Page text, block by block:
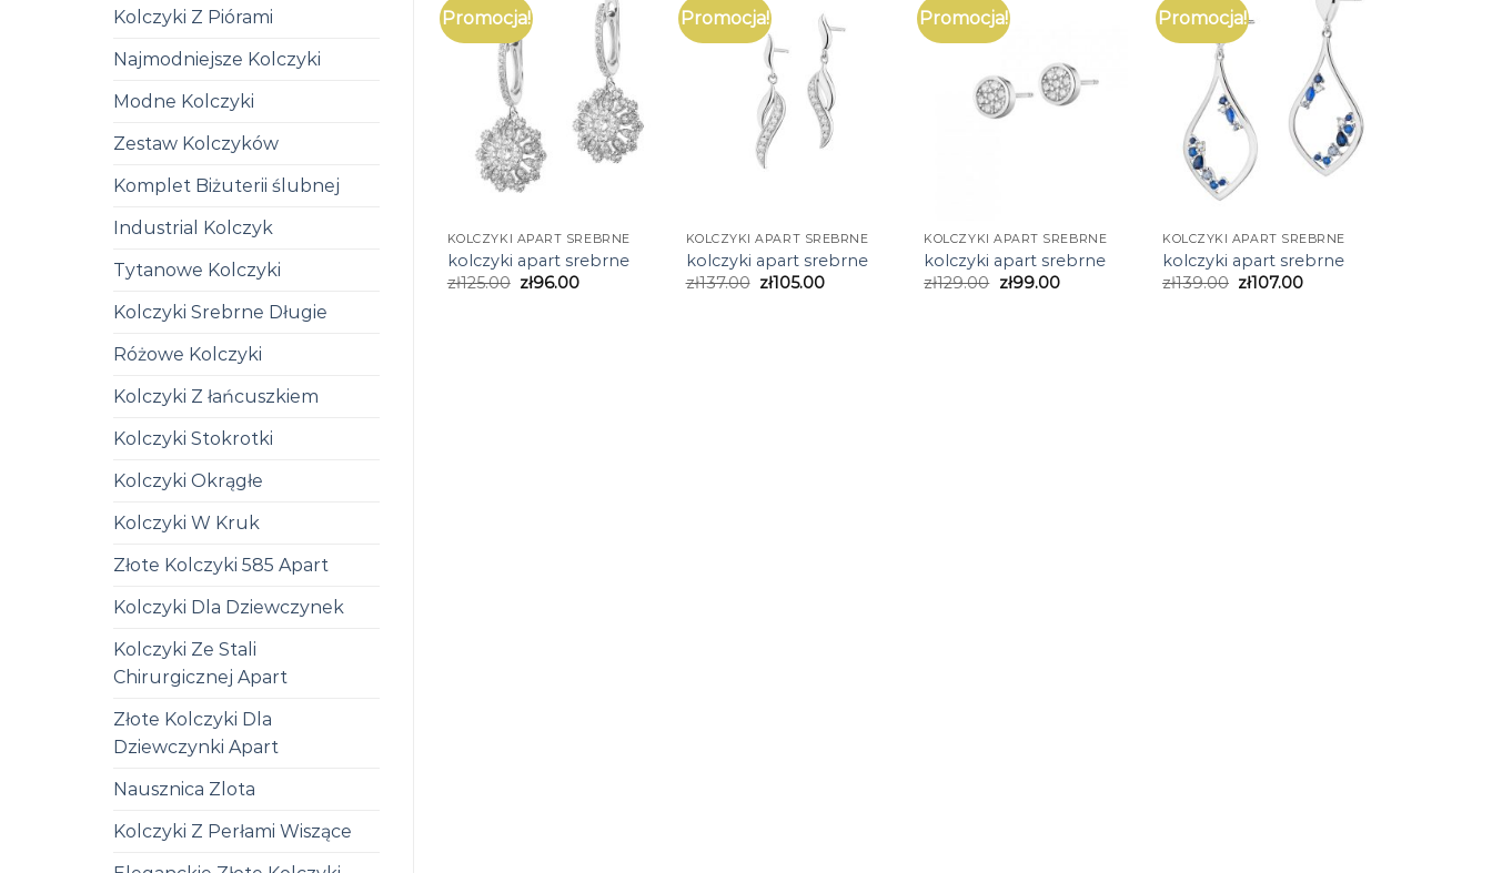
Kolczyki Z Piórami
Najmodniejsze Kolczyki
Modne Kolczyki
Zestaw Kolczyków
Komplet Biżuterii ślubnej
Industrial Kolczyk
Tytanowe Kolczyki
Kolczyki Srebrne Długie
Różowe Kolczyki
Kolczyki Z łańcuszkiem
Kolczyki Stokrotki
Kolczyki Okrągłe
Kolczyki W Kruk
Złote Kolczyki 585 Apart
Kolczyki Dla Dziewczynek
Kolczyki Ze Stali
Chirurgicznej Apart
Złote Kolczyki Dla
Dziewczynki Apart
Nausznica Zlota
Kolczyki Z Perłami Wiszące
Promocja!
KOLCZYKI APART SREBRNE
kolczyki apart srebrne
zł125.00 zł96.00
Promocja!
KOLCZYKI APART SREBRNE
kolczyki apart srebrne
zł137.00 zł105.00
Promocja!
KOLCZYKI APART SREBRNE
kolczyki apart srebrne
zł129.00 zł99.00
Promocja!
KOLCZYKI APART SREBRNE
kolczyki apart srebrne
zł139.00 zł107.00